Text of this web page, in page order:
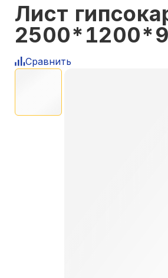
Лист
Сравнить